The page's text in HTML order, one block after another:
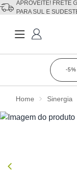
APROVEITE! FRETE
PARA SUL E
-5%
Home Sinergia